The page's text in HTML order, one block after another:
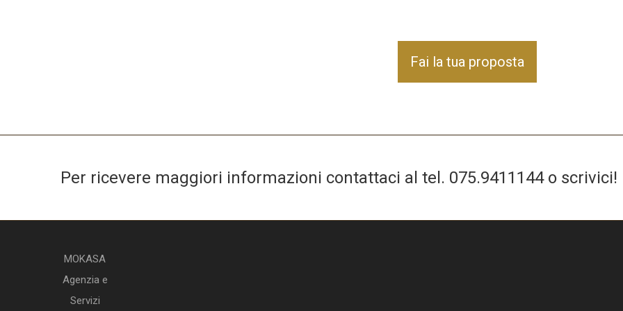
Fai la tua proposta
Per ricevere maggiori informazioni contattaci al tel. 075.9411144o scrivici!
MOKASA
Agenzia e
Servizi